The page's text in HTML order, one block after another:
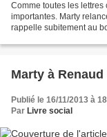
Comme toutes les
importantes. Marty
rappelle subitement au
Marty à
Publié le 16/11/2013 à
Par Livre social